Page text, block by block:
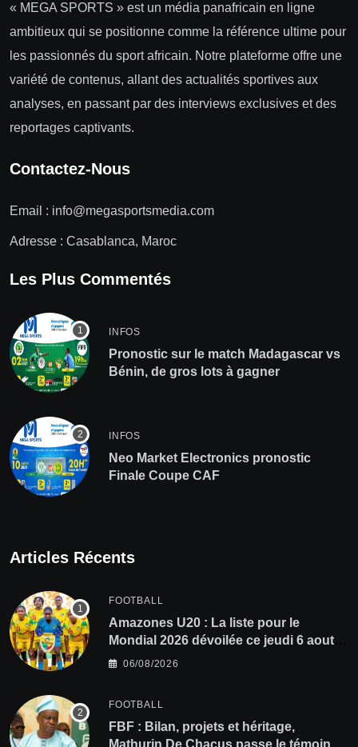
« MEGA SPORTS » est un média panafricain en ligne
ambitieux qui se positionne comme la référence ultime pour
les passionnés du sport africain. Notre plateforme offre une
variété de contenus, allant des actualités sportives aux
analyses, en passant par des interviews exclusives et des
reportages captivants.
Contactez-Nous
Email : info@megasportsmedia.com
Adresse : Casablanca, Maroc
Les Plus Commentés
INFOS
Pronostic sur le match Madagascar vs
Bénin, de gros lots à gagner
INFOS
Neo Market Electronics pronostic
Finale Coupe CAF
Articles Récents
FOOTBALL
Amazones U20 : La liste pour le
Mondial 2026 dévoilée ce jeudi 6 aout
sur Bénin TV
06/08/2026
FOOTBALL
FBF : Bilan, projets et héritage,